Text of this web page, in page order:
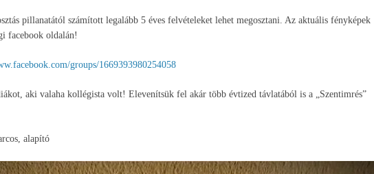
pillanatától számított legalább 5 éves felvételeket lehet megosztani. Az aktuális fényképek
facebook oldalán!
groups/1669393980254058
aki valaha kollégista volt! Elevenítsük fel akár több évtized távlatából is a „Szentimrés”
alapító